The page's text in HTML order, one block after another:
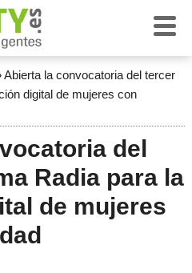
Abierta la convocatoria del tercer
digital de mujeres con
del
Radia para la
de mujeres